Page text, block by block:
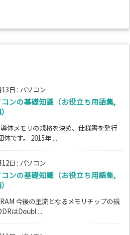
日 : パソコン
ンの基礎知識（お役立ち用語集,
体メモリの規格を決め、仕様書を発行
体です。 2015年 ...
日 : パソコン
ンの基礎知識（お役立ち用語集,
今後の主流となるメモリチップの規
はDoubl ...